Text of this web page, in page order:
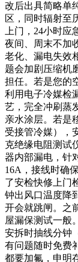
改后出具简略单
区，同时辐射至
上门，24小时应
夜间、周末不加
老化、漏电失效
题会加剧压缩机
担任。若是您的
利用电子冷媒检
艺，完全冲刷蒸
亲水涂层。若是
受接管冷媒），
克绝缘电阻测试
器内部漏电，针
16A，接线时确
了安检快修上门
钟出风口温度降
开会就跳闸。之
屋漏保测试一般
安拆时抽线分钟
有问题随时免费
都要加氟，申明